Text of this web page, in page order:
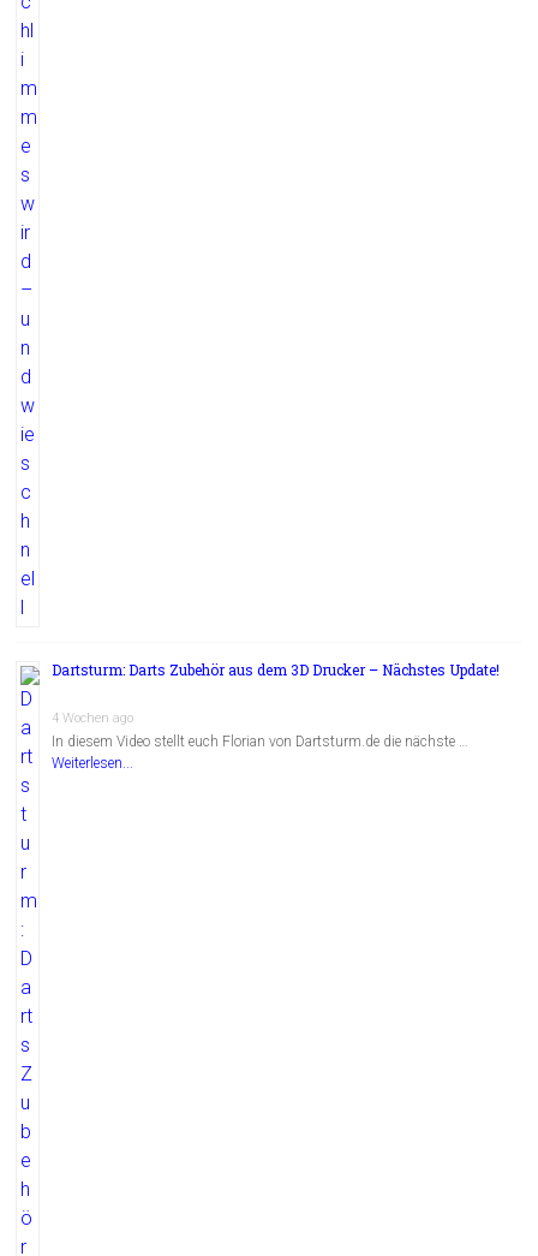
Dartsturm: Darts Zubehör aus dem 3D Drucker – Nächstes Update!
4 Wochen ago
In diesem Video stellt euch Florian von Dartsturm.de die nächste …
Weiterlesen...